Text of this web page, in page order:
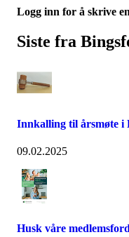
Logg inn for å skrive
Siste fra
Innkalling til årsmøte i
09.02.2025
Husk våre